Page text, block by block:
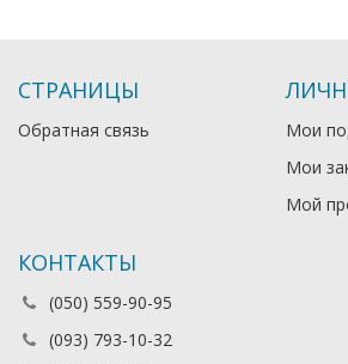
СТРАНИЦЫ
Обратная связь
Мои
Мои
Мой
КОНТАКТЫ
(050) 559-90-95
(093) 793-10-32